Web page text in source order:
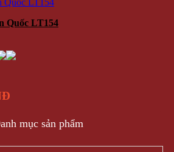
Quốc LT154
mục sản phẩm